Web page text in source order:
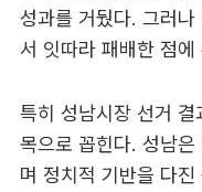
성과를 거뒀다. 그러
서 잇따라 패배한 점에
특히 성남시장 선거
목으로 꼽힌다. 성남
며 정치적 기반을 다